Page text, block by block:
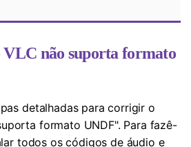
não suporta formato
detalhadas para corrigir o
formato UNDF". Para fazê-
todos os códigos de áudio e